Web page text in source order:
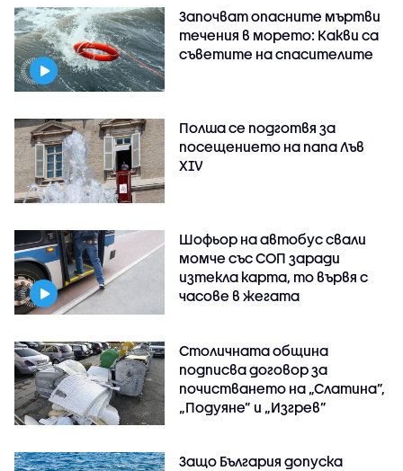
Започват опасните мъртви
течения в морето: Какви са
съветите на спасителите
Полша се подготвя за
посещението на папа Лъв
XIV
Шофьор на автобус свали
момче със СОП заради
изтекла карта, то вървя с
часове в жегата
Столичната община
подписва договор за
почистването на „Слатина”,
„Подуяне” и „Изгрев”
Защо България допуска